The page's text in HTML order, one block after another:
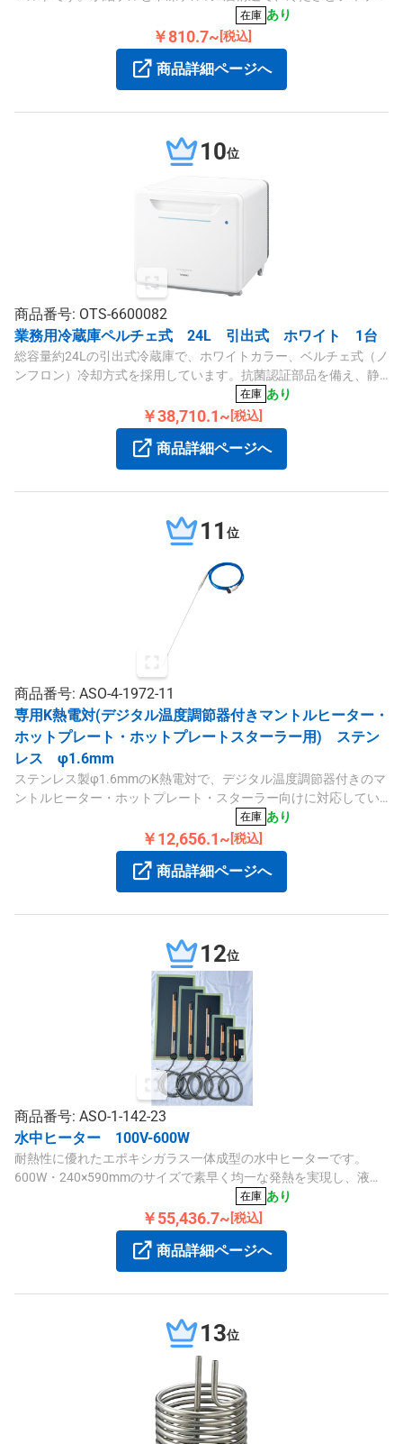
感を両立しています。首元を強力に冷やすことで深部体温の上昇
を抑え、猛暑日の作業をサポートします。
在庫 あり
￥810.7~ [税込]
商品詳細ページへ
10位
商品番号: OTS-6600082
業務用冷蔵庫ペルチェ式 24L 引出式 ホワイト 1台
総容量約24Lの引出式冷蔵庫で、ホワイトカラー、ベルチェ式（ノ
ンフロン）冷却方式を採用しています。抗菌認証部品を備え、静
在庫 あり
￥38,710.1~ [税込]
商品詳細ページへ
11 位
商品番号: ASO-4-1972-11
専用K熱電対(デジタル温度調節器付きマントルヒーター・
ホットプレート・ホットプレートスターラー用) ステン
レス φ1.6mm
ステンレス製φ1.6mmのK熱電対で、デジタル温度調節器付きのマ
ントルヒーター・ホットプレート・スターラー向けに対応してい
在庫 あり
￥12,656.1~ [税込]
商品詳細ページへ
12位
商品番号: ASO-1-142-23
水中ヒーター 100V-600W
耐熱性に優れたエポキシガラス一体成型の水中ヒーターです。
600W・240×590mmのサイズで素早く均一な発熱を実現し、液温
在庫 あり
￥55,436.7~ [税込]
商品詳細ページへ
13位